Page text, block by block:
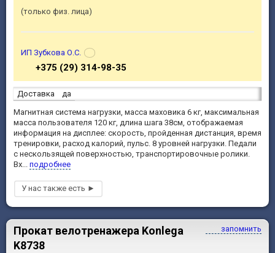
Доставка
да
Магнитная система нагрузки, масса маховика 6 кг, максимальная
масса пользователя 120 кг, длина шага 38см, отображаемая
информация на дисплее: скорость, пройденная дистанция, время
тренировки, расход калорий, пульс. 8 уровней нагрузки. Педали
с нескользящей поверхностью, транспортировочные ролики.
Вх... подробнее
только физ. лица
ИП Зубкова О.С.
+375 (29) 314-98-35
запомнить
Прокат велотренажера Konlega
K8738